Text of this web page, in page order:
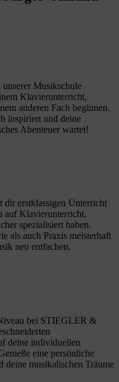
Musikschule
Klavierunterricht,
anderen Fach beginnen.
inspiriert und deine
Abenteuer wartet!
dir erstklassigen Unterricht
auf Klavierunterricht,
spezialisiert haben.
als auch Praxis meisterhaft
neu entfachen.
bei STIEGLER &
deine individuellen
eine persönliche
deine musikalischen Träume